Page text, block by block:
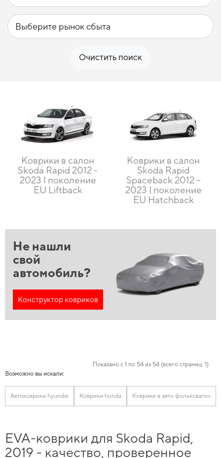
Очистить поиск
Коврики в салон
Skoda Rapid 2012 -
2023 I поколение
EU Liftback
Коврики в салон
Skoda Rapid
Spaceback 2012 –
2023 I поколение
EU Hatchback
Не нашли
свой
автомобиль?
Конструктор ковриков
Показано с 1 по 54 из 54 (всего страниц: 1)
Возможно вы искали:
Автоковрики hyundai Коврики honda Коврики в авто фольксваген
EVA-коврики для Skoda Rapid,
2019 - качество, проверенное